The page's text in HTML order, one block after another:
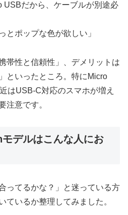
USBだから、ケーブルが別途必
とポップな色が欲しい」
帯性と信頼性」、デメリットは
といったところ。特にMicro
はUSB-C対応のスマホが増え
注意です。
デルはこんな人にお
ってるかな？」と迷っている方
ているか整理してみました。